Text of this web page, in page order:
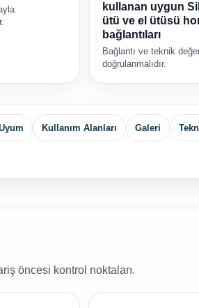
kullanan uygun
ütü ve el ütüsü
bağlantıları
Bağlantı ve teknik
doğrulanmalıdır.
Kullanım Alanları Galeri
öncesi kontrol noktaları.